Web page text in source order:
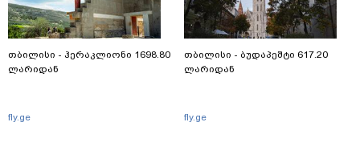
თბილისი - ჰერაკლიონი 1698.80
ლარიდან
fly.ge
თბილისი - ბუდაპეშტი 617.20
ლარიდან
fly.ge